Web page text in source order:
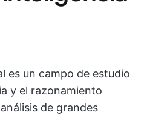
es un campo de estudio
y el razonamiento
de grandes